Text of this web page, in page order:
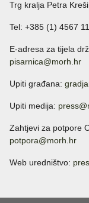
Trg kralja Petra
Tel: +385 (1) 4567
E-adresa za tijela
pisarnica@morh.hr
Upiti građana:
Upiti medija:
Zahtjevi za potpore
potpora@morh.hr
Web uredništvo: